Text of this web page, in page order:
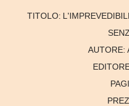
TITOLO:
AUTORE: